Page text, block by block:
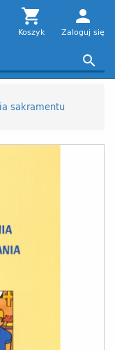

Koszyk
person
Zaloguj się

sakramentu